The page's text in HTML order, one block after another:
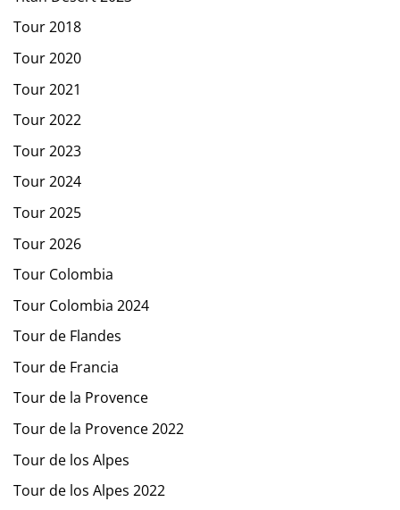
Tour 2018
Tour 2020
Tour 2021
Tour 2022
Tour 2023
Tour 2024
Tour 2025
Tour 2026
Tour Colombia
Tour Colombia 2024
Tour de Flandes
Tour de Francia
Tour de la Provence
Tour de la Provence 2022
Tour de los Alpes
Tour de los Alpes 2022